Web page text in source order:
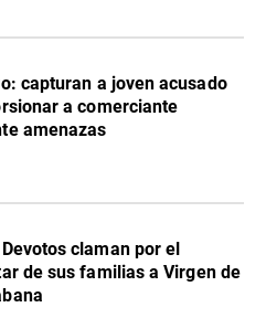
capturan a joven acusado
a comerciante
amenazas
claman por el
de sus familias a Virgen de